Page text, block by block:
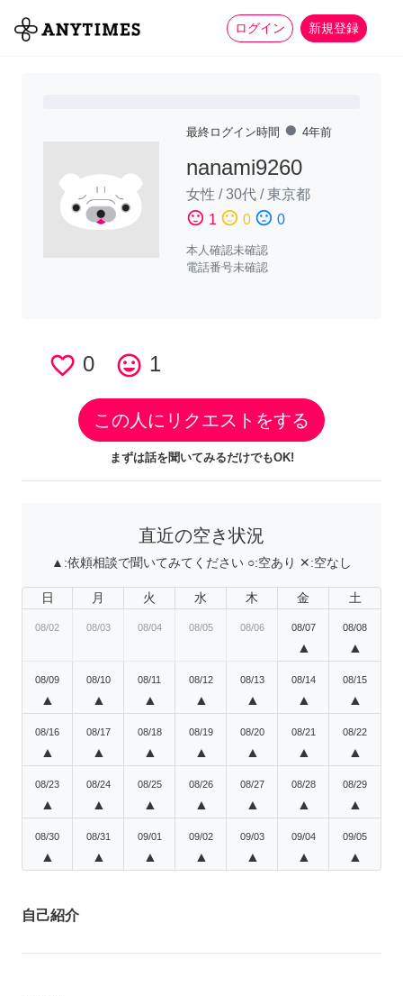
ログイン 新規登録
全て 家事 more_horiz
最終ログイン時間 fiber_manual_record 4年前
nanami9260
女性 /30代 /東京都
sentiment_satisfied 1 sentiment_neutral 0 sentiment_dissatisfied 0
本人確認未確認
電話番号未確認
favorite_border 0 tag_faces 1
この人にリクエストをする
まずは話を聞いてみるだけでもOK!
直近の空き状況
▲:依頼相談で聞いてみてください ○:空あり ✕:空なし
日 月 火 水 木 金 土
08/02 08/03 08/04 08/05 08/06 08/07
▲
08/08
▲
08/09
▲
08/10
▲
08/11
▲
08/12
▲
08/13
▲
08/14
▲
08/15
▲
08/16
▲
08/17
▲
08/18
▲
08/19
▲
08/20
▲
08/21
▲
08/22
▲
08/23
▲
08/24
▲
08/25
▲
08/26
▲
08/27
▲
08/28
▲
08/29
▲
08/30
▲
08/31
▲
09/01
▲
09/02
▲
09/03
▲
09/04
▲
09/05
▲
自己紹介